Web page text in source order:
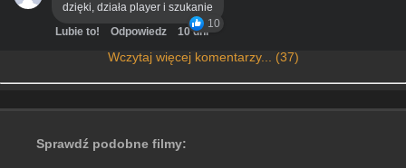
dzięki, działa player i szukanie
10
Lubie to! Odpowiedz 10 dni
Wczytaj więcej komentarzy... (37)
Sprawdź podobne filmy: